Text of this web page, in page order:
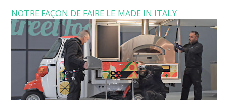
NOTRE FAÇON DE FAIRE LE MADE IN ITALY